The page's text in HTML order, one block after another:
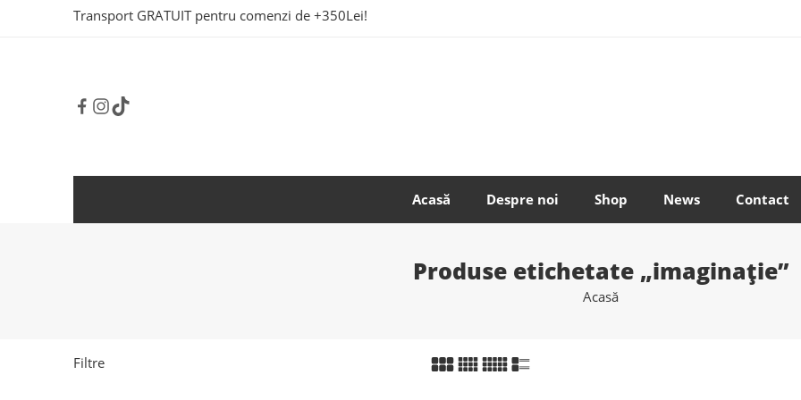
Transport GRATUIT pentru comenzi de +350Lei!
Acasă Despre noi Shop News Contact
Produse etichetate „imaginație”
Acasă
Filtre